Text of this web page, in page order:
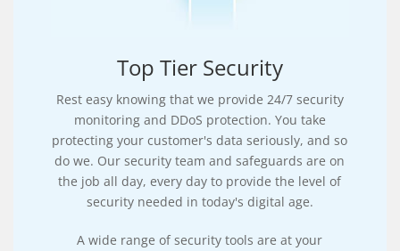
Top Tier Security
Rest easy knowing that we provide 24/7 security
monitoring and DDoS protection. You take
protecting your customer's data seriously, and so
do we. Our security team and safeguards are on
the job all day, every day to provide the level of
security needed in today's digital age.
A wide range of security tools are at your